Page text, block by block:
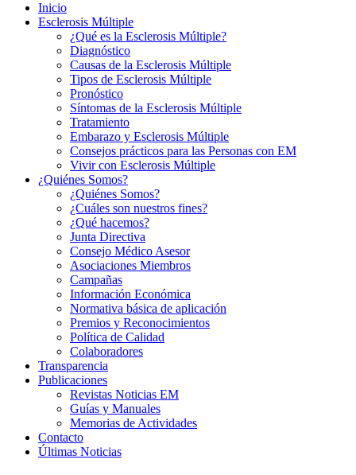
Inicio
Esclerosis Múltiple
¿Qué es la Esclerosis Múltiple?
Diagnóstico
Causas de la Esclerosis Múltiple
Tipos de Esclerosis Múltiple
Pronóstico
Síntomas de la Esclerosis Múltiple
Tratamiento
Embarazo y Esclerosis Múltiple
Consejos prácticos para las Personas con EM
Vivir con Esclerosis Múltiple
¿Quiénes Somos?
¿Quiénes Somos?
¿Cuáles son nuestros fines?
¿Qué hacemos?
Junta Directiva
Consejo Médico Asesor
Asociaciones Miembros
Campañas
Información Económica
Normativa básica de aplicación
Premios y Reconocimientos
Política de Calidad
Colaboradores
Transparencia
Publicaciones
Revistas Noticias EM
Guías y Manuales
Memorias de Actividades
Contacto
Últimas Noticias